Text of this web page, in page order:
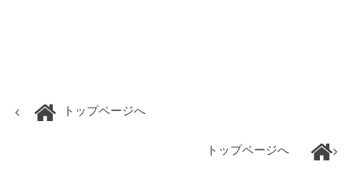
トップページへ
トップページへ